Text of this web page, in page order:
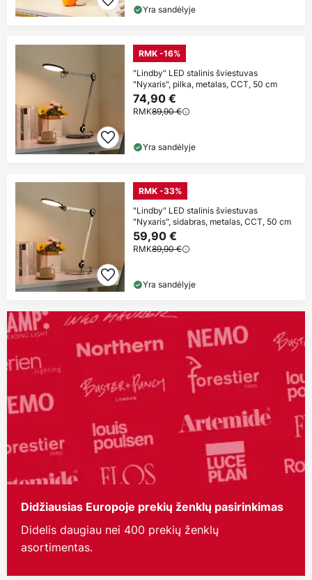
Yra sandėlyje
RMK -16%
"Lindby" LED stalinis šviestuvas
"Nyxaris", pilka, metalas, CCT, 50 cm
74,90 €
RMK89,90 €
Yra sandėlyje
RMK -33%
"Lindby" LED stalinis šviestuvas
"Nyxaris", sidabras, metalas, CCT, 50 cm
59,90 €
RMK89,90 €
Yra sandėlyje
Didžiausias Europoje prekių ženklų pasirinkimas
Didelis daugiau nei 400 prekių ženklų
asortimentas.